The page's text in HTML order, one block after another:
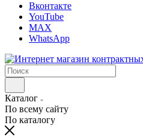
Вконтакте
YouTube
MAX
WhatsApp
Каталог
По всему сайту
По каталогу